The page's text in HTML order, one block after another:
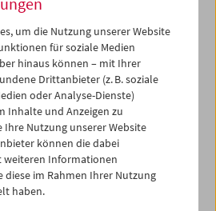
Holocaust-
um die Nutzung unserer Website
für soziale Medien
hinaus können – mit Ihrer
Drittanbieter (z. B. soziale
oder Analyse-Dienste)
Inhalte und Anzeigen zu
Ihre Nutzung unserer Website
können die dabei
weiteren Informationen
diese im Rahmen Ihrer Nutzung
haben.